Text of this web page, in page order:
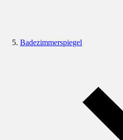
Badezimmerspiegel